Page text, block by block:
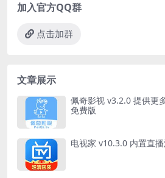
加入官方QQ群
点击加群
文章展示
佩奇影视 v3.2.0 提供更
免费版
电视家 v10.3.0 内置直